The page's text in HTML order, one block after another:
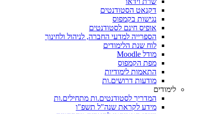
דקנאט הסטודנטים
נגישות בקמפוס
אופיס חינם לסטודנטים
הספרייה למדעי החברה, לניהול ולחינוך
לוח שנת הלימודים
מודל Moodle
מפת הקמפוס
התאמות לימודיות
מודעות דרושים.ות
לימודים
המדריך לסטודנטים.ות מתחילים.ות
מידע לקראת שנה"ל תשפ"ו